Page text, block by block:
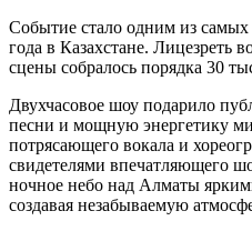
Событие стало одним из
года в Казахстане. Лицезреть
сцены собралось порядка 30
Двухчасовое шоу подарило
песни и мощную энергетику
потрясающего вокала и
свидетелями впечатляющего
ночное небо над Алматы
создавая незабываемую